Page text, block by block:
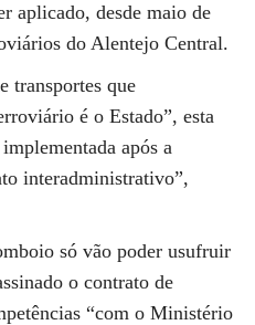
aplicado, desde maio de
do Alentejo Central.
transportes que
é o Estado”, esta
após a
interadministrativo”,
só vão poder usufruir
o contrato de
“com o Ministério